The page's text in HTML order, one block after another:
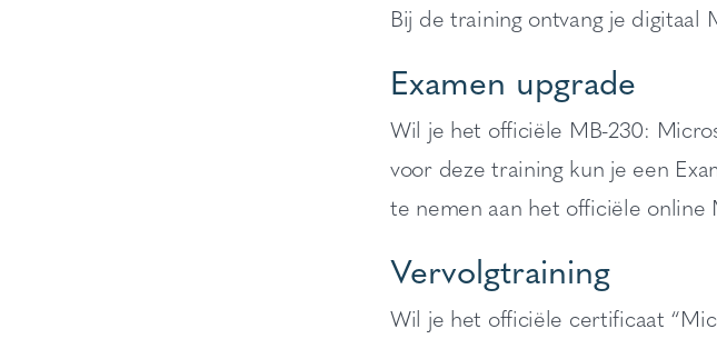
Bij de training ontvang je digitaal
Examen upgrade
Wil je het officiële MB-230:
voor deze training kun je een
te nemen aan het officiële online
Vervolgtraining
Wil je het officiële certificaat